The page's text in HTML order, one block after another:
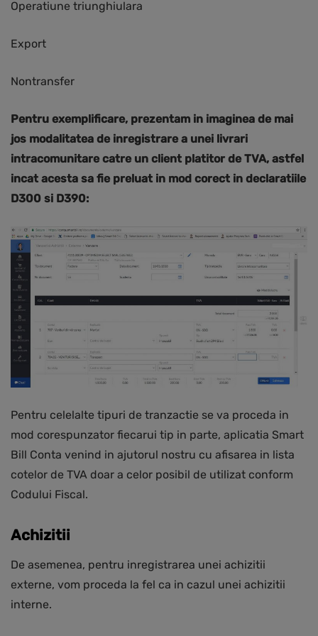
Operatiune triunghiulara
Export
Nontransfer
Pentru exemplificare, prezentam in imaginea de mai
jos modalitatea de inregistrare a unei livrari
intracomunitare catre un client platitor de TVA, astfel
incat acesta sa fie preluat in mod corect in declaratiile
D300 si D390:
Pentru celelalte tipuri de tranzactie se va proceda in
mod corespunzator fiecarui tip in parte, aplicatia Smart
Bill Conta venind in ajutorul nostru cu afisarea in lista
cotelor de TVA doar a celor posibil de utilizat conform
Codului Fiscal.
Achizitii
De asemenea, pentru inregistrarea unei achizitii
externe, vom proceda la fel ca in cazul unei achizitii
interne.